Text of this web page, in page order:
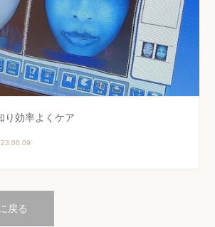
り効率よくケア
戻る